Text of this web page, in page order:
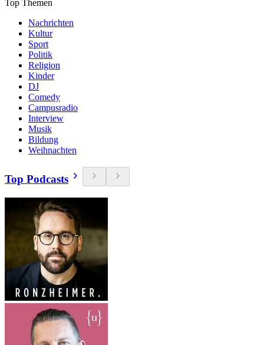
Top Themen
Nachrichten
Kultur
Sport
Politik
Religion
Kinder
DJ
Comedy
Campusradio
Interview
Musik
Bildung
Weihnachten
Top Podcasts